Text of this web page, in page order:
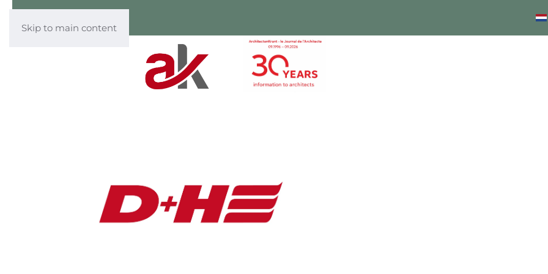
Skip to main content